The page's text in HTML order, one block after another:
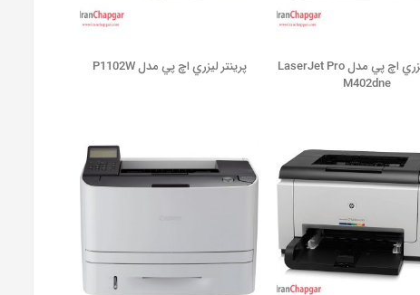
پرينتر ليزري اچ پي مدل LaserJet Pro
M402dne
پرينتر ليزري اچ پي مدل P1102W